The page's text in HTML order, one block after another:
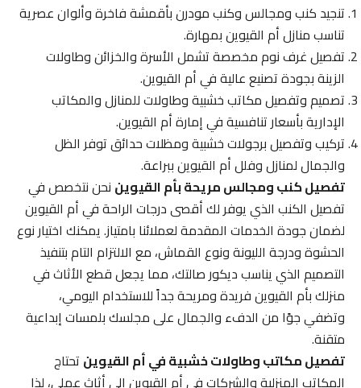
تنجيد كنب ومجالس وكنب مودرن بأقمشة فاخرة وألوان عصرية
تناسب منازل أم القيوين بمهارة.
تفصيل غرف نوم مخصصة تشمل الأسرة والخزائن وطاولات
الزينة بجودة تصنيع عالية في أم القيوين.
تصميم وتفصيل مكاتب خشبية وطاولات للمنازل والمكاتب
الإدارية بأسعار تنافسية في إمارة أم القيوين.
تركيب وتفصيل برجولات خشبية ومظلات حدائق توفر الظل
والجمال لمنازل وفلل أم القيوين ببراعة.
تفصيل كنب ومجالس مريحة بأم القيويننحن نتخصص في
تفصيل الكنب الذي يوفر لك أقصى درجات الراحة في أم القيوين
لضمان جودة الخدمات المقدمة لعملائنا بامتياز. يمكنك اختيار نوع
الحشوة ودرجة الليونة ونوع القماش، مع الالتزام التام بتنفيذ
التصميم الذي يناسب ديكور صالتك، مما يجعل قطع الأثاث في
منزلك بأم القيوين فريدة ومريحة جداً للاستخدام اليومي،
وتضفي جوًا من الدفء والجمال على مجلسك بلمسات إبداعية
متقنة.
تفصيل مكاتب وطاولات خشبية في أم القيوينتحتاج
المكاتب المنزلية والشركات في أم القيوين إلى أثاث عملي، لذا